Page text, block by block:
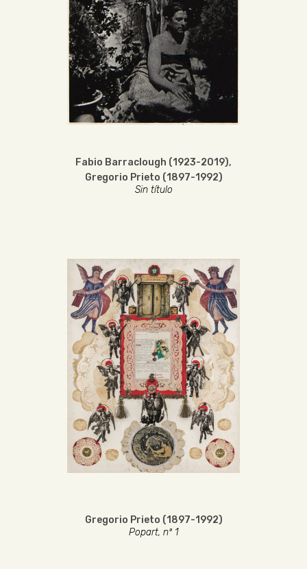
Fabio Barraclough (1923-2019),
Gregorio Prieto (1897-1992)
Sin título
Gregorio Prieto (1897-1992)
Popart, nº 1